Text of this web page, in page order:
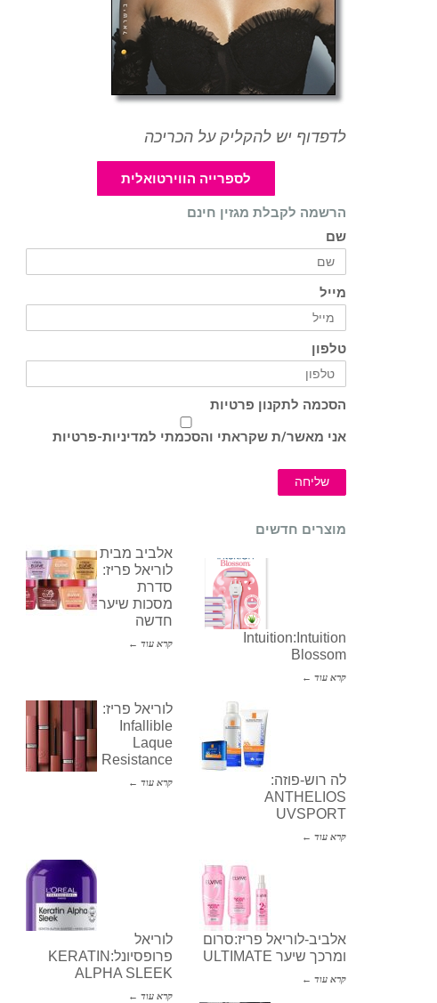
לדפדוף יש להקליק על הכריכה
לספרייה הווירטואלית
הרשמה לקבלת מגזין חינם
שם
מייל
טלפון
הסכמה לתקנון פרטיות
אני מאשר/ת שקראתי והסכמתי למדיניות-פרטיות
שליחה
מוצרים חדשים
אלביב מבית
לוריאל פריז:
סדרת
מסכות שיער
חדשה
קרא עוד ←
Intuition:Intuition
Blossom
קרא עוד ←
לוריאל פריז:
Infallible
Laque
Resistance
קרא עוד ←
לה רוש-פוזה:
ANTHELIOS
UVSPORT
קרא עוד ←
לוריאל
פרופסיונל:KERATIN
ALPHA SLEEK
קרא עוד ←
אלביב-לוריאל פריז:סרום
ומרכך שיער ULTIMATE
קרא עוד ←